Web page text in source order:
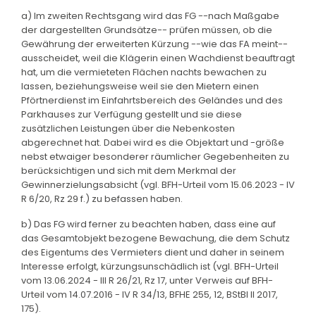
a) Im zweiten Rechtsgang wird das FG --nach Maßgabe
der dargestellten Grundsätze-- prüfen müssen, ob die
Gewährung der erweiterten Kürzung --wie das FA meint--
ausscheidet, weil die Klägerin einen Wachdienst beauftragt
hat, um die vermieteten Flächen nachts bewachen zu
lassen, beziehungsweise weil sie den Mietern einen
Pförtnerdienst im Einfahrtsbereich des Geländes und des
Parkhauses zur Verfügung gestellt und sie diese
zusätzlichen Leistungen über die Nebenkosten
abgerechnet hat. Dabei wird es die Objektart und -größe
nebst etwaiger besonderer räumlicher Gegebenheiten zu
berücksichtigen und sich mit dem Merkmal der
Gewinnerzielungsabsicht (vgl. BFH-Urteil vom 15.06.2023 - IV
R 6/20, Rz 29 f.) zu befassen haben.
b) Das FG wird ferner zu beachten haben, dass eine auf
das Gesamtobjekt bezogene Bewachung, die dem Schutz
des Eigentums des Vermieters dient und daher in seinem
Interesse erfolgt, kürzungsunschädlich ist (vgl. BFH-Urteil
vom 13.06.2024 - III R 26/21, Rz 17, unter Verweis auf BFH-
Urteil vom 14.07.2016 - IV R 34/13, BFHE 255, 12, BStBl II 2017,
175).